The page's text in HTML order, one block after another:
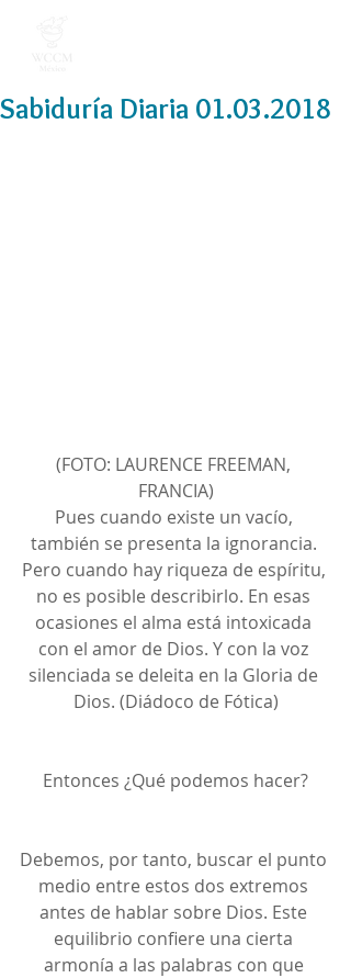
Sabiduría Diaria 01.03.2018
(FOTO: LAURENCE FREEMAN,
FRANCIA)
Pues cuando existe un vacío,
también se presenta la ignorancia.
Pero cuando hay riqueza de espíritu,
no es posible describirlo. En esas
ocasiones el alma está intoxicada
con el amor de Dios. Y con la voz
silenciada se deleita en la Gloria de
Dios. (Diádoco de Fótica)
Entonces ¿Qué podemos hacer?
Debemos, por tanto, buscar el punto
medio entre estos dos extremos
antes de hablar sobre Dios. Este
equilibrio confiere una cierta
armonía a las palabras con que